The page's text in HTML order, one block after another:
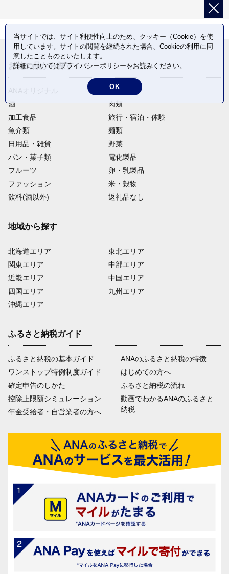
お礼の品から探す
定期便
酒
肉類
加工食品
旅行・宿泊・体験
魚介類
麺類
日用品・雑貨
野菜
パン・菓子類
電化製品
フルーツ
卵・乳製品
ファッション
米・穀物
飲料(酒以外)
返礼品なし
地域から探す
北海道エリア
関東エリア
近畿エリア
四国エリア
沖縄エリア
東北エリア
中部エリア
中国エリア
九州エリア
ふるさと納税ガイド
ふるさと納税の基本ガイド
ワンストップ特例制度ガイド
確定申告のしかた
控除上限額シミュレーション
年金受給者・自営業者の方へ
ANAのふるさと納税の特徴
はじめての方へ
ふるさと納税の流れ
動画でわかるANAのふるさと
納税
当サイトでは、サイト利便性向上のため、クッキー（Cookie）を使
用しています。サイトの閲覧を継続された場合、Cookieの利用に同
意したことものといたします。
詳細についてはプライバシーポリシーをお読みください。
OK